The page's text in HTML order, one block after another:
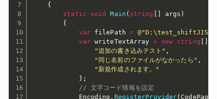
{
static void Main ( string [ ] args )
{
var filePath =
var writeTextArray = new string [ ]
"追加の書き込みテスト" ,
"同じ名前のファイルがなかったら" ,
"新規作成されます。"
} ;
// 文字コード情報を設定
            Encoding
. RegisterProvider(